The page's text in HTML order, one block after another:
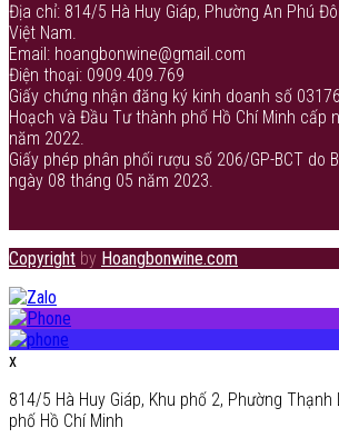
Địa chỉ: 814/5 Hà Huy Giáp, Phường An Phú
Việt Nam.
Email: hoangbonwine@gmail.com
Điện thoại: 0909.409.769
Giấy chứng nhận đăng ký kinh doanh số
Hoạch và Đầu Tư thành phố Hồ Chí Minh cấp
năm 2022.
Giấy phép phân phối rượu số 206/GP-BCT do
ngày 08 tháng 05 năm 2023.
Copyright by Hoangbonwine.com
x
814/5 Hà Huy Giáp, Khu phố 2, Phường Thạnh
phố Hồ Chí Minh